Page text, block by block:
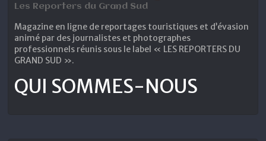
Les Reporters du Grand Sud
Magazine en ligne de reportages touristiques et d’évasion
animé par des journalistes et photographes
professionnels réunis sous le label « LES REPORTERS DU
GRAND SUD ».
QUI SOMMES-NOUS